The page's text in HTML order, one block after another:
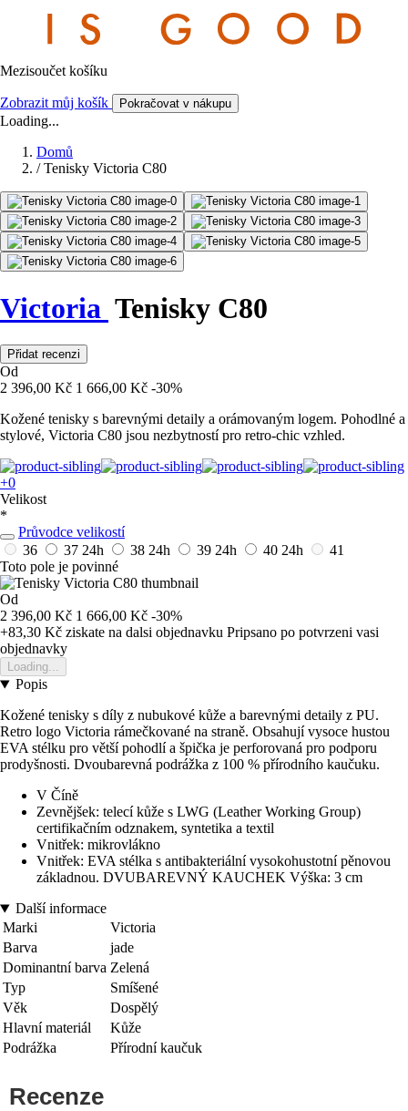
Mezisoučet košíku
Zobrazit můj košík Pokračovat v nákupu
Loading...
Domů
/ Tenisky Victoria C80
Victoria Tenisky C80
Přidat recenzi
Od
2 396,00 Kč 1 666,00 Kč -30%
Kožené tenisky s barevnými detaily a orámovaným logem. Pohodlné a
stylové, Victoria C80 jsou nezbytností pro retro-chic vzhled.
+0
Velikost
*
Průvodce velikostí
36
37 24h 38 24h 39 24h 40 24h
41
Toto pole je povinné
Od
2 396,00 Kč 1 666,00 Kč -30%
+83,30 Kč ziskate na dalsi objednavku Pripsano po potvrzeni vasi
objednavky
Loading...
Popis
Kožené tenisky s díly z nubukové kůže a barevnými detaily z PU.
Retro logo Victoria rámečkované na straně. Obsahují vysoce hustou
EVA stélku pro větší pohodlí a špička je perforovaná pro podporu
prodyšnosti. Dvoubarevná podrážka z 100 % přírodního kaučuku.
V Číně
Zevnějšek: telecí kůže s LWG (Leather Working Group)
certifikačním odznakem, syntetika a textil
Vnitřek: mikrovlákno
Vnitřek: EVA stélka s antibakteriální vysokohustotní pěnovou
základnou. DVUBAREVNÝ KAUCHEK Výška: 3 cm
Další informace
Marki
Victoria
Barva
jade
Dominantní barva Zelená
Typ
Smíšené
Věk
Dospělý
Hlavní materiál
Kůže
Podrážka
Přírodní kaučuk